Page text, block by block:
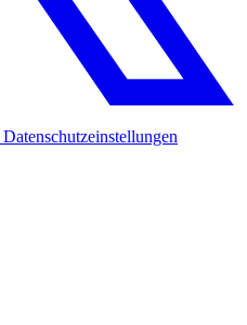
Datenschutzeinstellungen